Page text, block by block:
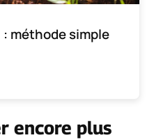
méthode simple
encore plus